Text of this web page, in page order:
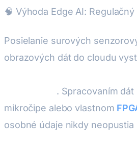
🧠 Výhoda Edge AI: Regulačný
Posielanie surových
obrazových dát do cloudu
. Spracovaním
mikročipe alebo vlastnom
osobné údaje nikdy neopustia